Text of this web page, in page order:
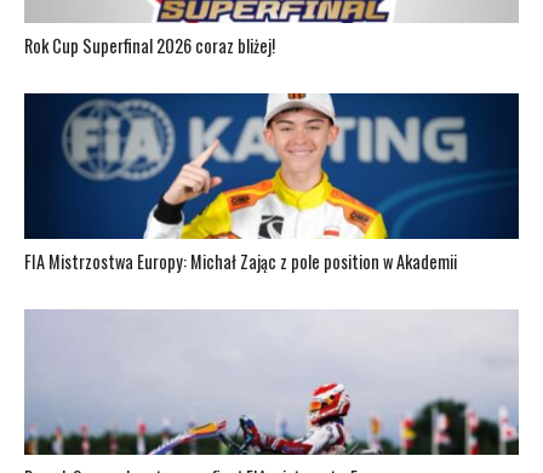
Rok Cup Superfinal 2026 coraz bliżej!
FIA Mistrzostwa Europy: Michał Zając z pole position w Akademii